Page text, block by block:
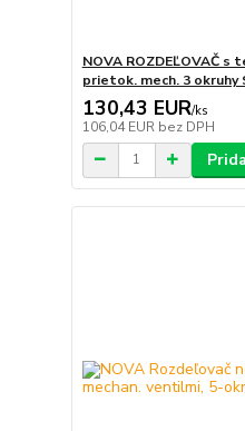
NOVA ROZDEĽOVAČ s
prietok. mech. 3 okruhy
130,43 EUR/ks
106,04 EUR bez DPH